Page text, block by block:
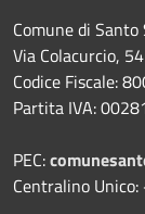
Comune di
Via Colacurcio, 54
Codice Fiscale:
Partita IVA:
PEC:
Centralino